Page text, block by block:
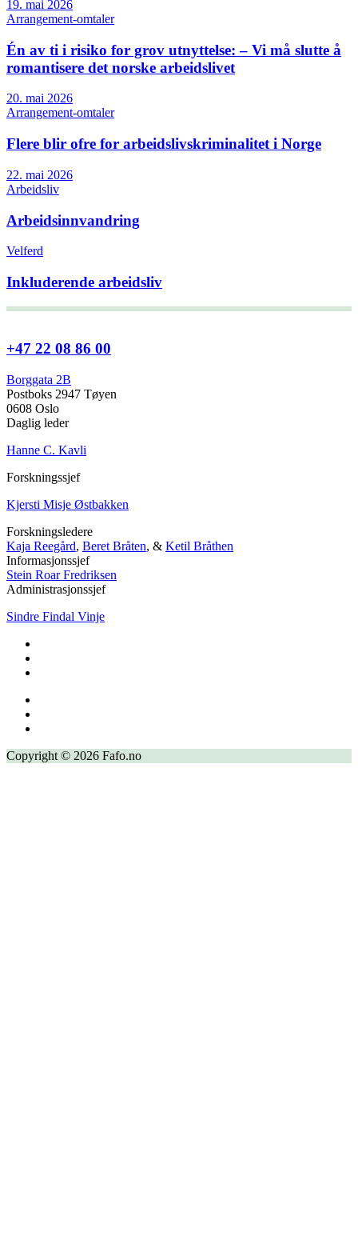
19. mai 2026
Arrangement-omtaler
Én av ti i risiko for grov utnyttelse: – Vi må slutte å
romantisere det norske arbeidslivet
20. mai 2026
Arrangement-omtaler
Flere blir ofre for arbeidslivskriminalitet i Norge
22. mai 2026
Arbeidsliv
Arbeidsinnvandring
Velferd
Inkluderende arbeidsliv
+47 22 08 86 00
Borggata 2B
Postboks 2947 Tøyen
0608 Oslo
Daglig leder
Hanne C. Kavli
Forskningssjef
Kjersti Misje Østbakken
Forskningsledere
Kaja Reegård, Beret Bråten, & Ketil Bråthen
Informasjonssjef
Stein Roar Fredriksen
Administrasjonssjef
Sindre Findal Vinje
Copyright © 2026 Fafo.no